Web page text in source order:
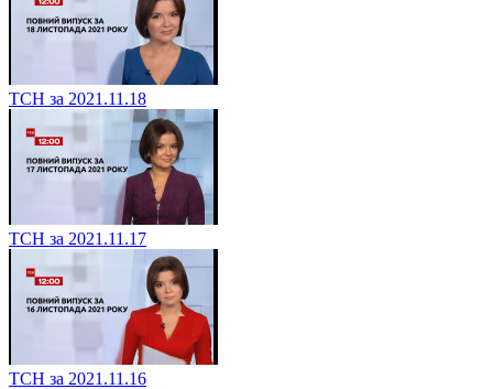
ТСН за 2021.11.18
ТСН за 2021.11.17
ТСН за 2021.11.16